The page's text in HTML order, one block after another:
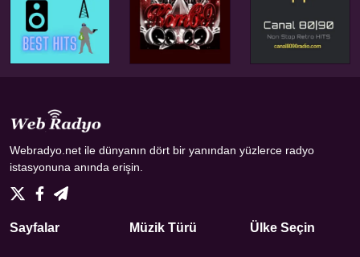
Webradyo.net ile dünyanın dört bir yanından yüzlerce radyo
istasyonuna anında erişin.
Sayfalar Müzik Türü Ülke Seçin